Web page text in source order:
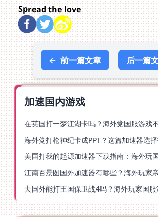
Spread the love
← 前一篇文章 后一篇
加速国内游戏